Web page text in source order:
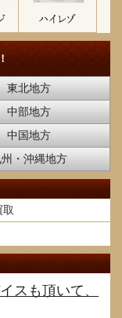
東北地方
中部地方
中国地方
州・沖縄地方
スも頂いて、